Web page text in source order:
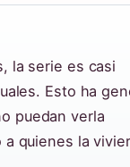
la serie es casi
Esto ha
puedan verla
quienes la